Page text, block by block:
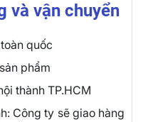
và vận chuyển
quốc
phẩm
thành TP.HCM
Công ty sẽ giao hàng